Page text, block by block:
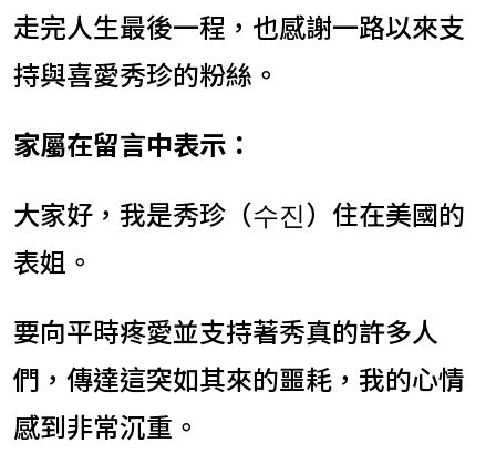
走完人生最後一程，也感謝一路以來支
持與喜愛秀珍的粉絲。
家屬在留言中表示：
大家好，我是秀珍（수진）住在美國的
表姐。
要向平時疼愛並支持著秀真的許多人
們，傳達這突如其來的噩耗，我的心情
感到非常沉重。